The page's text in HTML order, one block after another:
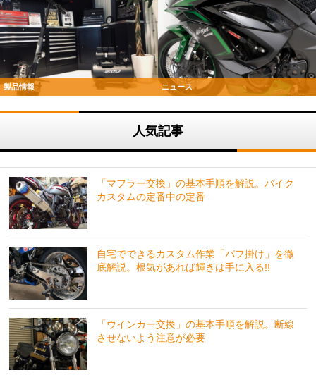
製品情報 ニュース
人気記事
「マフラー交換」の基本手順を解説。バイク
カスタムの定番中の定番
自宅でできるカスタム作業「バフ掛け」を徹
底解説。根気があれば輝きは手に入る!!
「ウインカー交換」の基本手順を解説。断線
させないよう注意が必要